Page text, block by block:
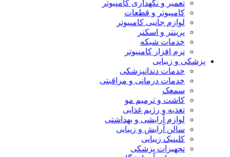
تعمیر و نگهداری کامپیوتر
کامپیوتر و قطعات
لوازم جانبی کامپیوتر
پرینتر و اسکنر
خدمات شبکه
نرم افزار کامپیوتر
پزشکی و زیبایی
خدمات دندانپزشکی
خدمات درمانی و مراقبتی
سمعک
کاشت و ترمیم مو
تغذیه و رژیم غذایی
لوازم آرایشی و بهداشتی
سالن آرایش و زیبایی
کلینیک زیبایی
تجهیزات پزشکی